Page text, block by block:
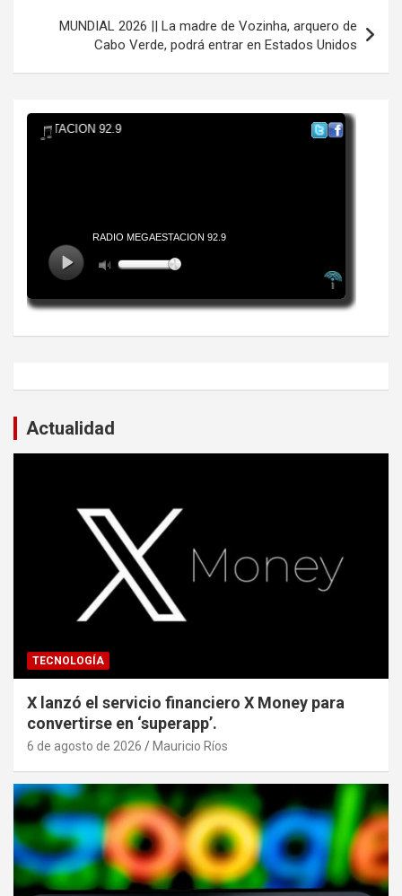
MUNDIAL 2026 || La madre de Vozinha, arquero de
Cabo Verde, podrá entrar en Estados Unidos
Actualidad
TECNOLOGÍA
X lanzó el servicio financiero X Money para
convertirse en ‘superapp’.
6 de agosto de 2026 Mauricio Ríos